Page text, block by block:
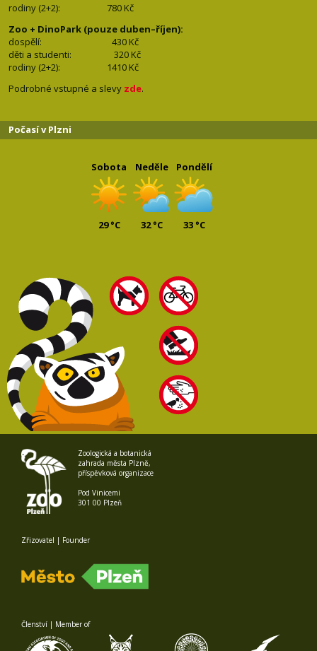
rodiny (2+2): 780 Kč
Zoo + DinoPark (pouze duben–říjen):
dospělí: 430 Kč
děti a studenti: 320 Kč
rodiny (2+2): 1410 Kč
Podrobné vstupné a slevy zde.
Počasí v Plzni
Sobota
29 °C
Neděle
32 °C
Pondělí
33 °C
Zoologická a botanická
zahrada města Plzně,
příspěvková organizace
Pod Vinicemi
301 00 Plzeň
Zřizovatel | Founder
Členství | Member of